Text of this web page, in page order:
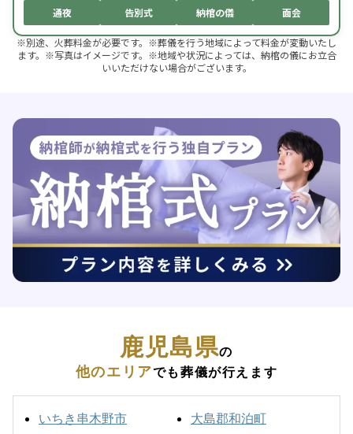
通夜 告別式 納棺の儀 面会
※別途、火葬料金が必要です。※葬儀を行う地域によって料金が変動いたし
ます。※写真はイメージです。※地域や状況によっては、納棺の儀にお立合
いいただけない場合がございます。
鹿児島県の
他のエリアでも葬儀が行えます
いちき串木野市
大島郡和泊町